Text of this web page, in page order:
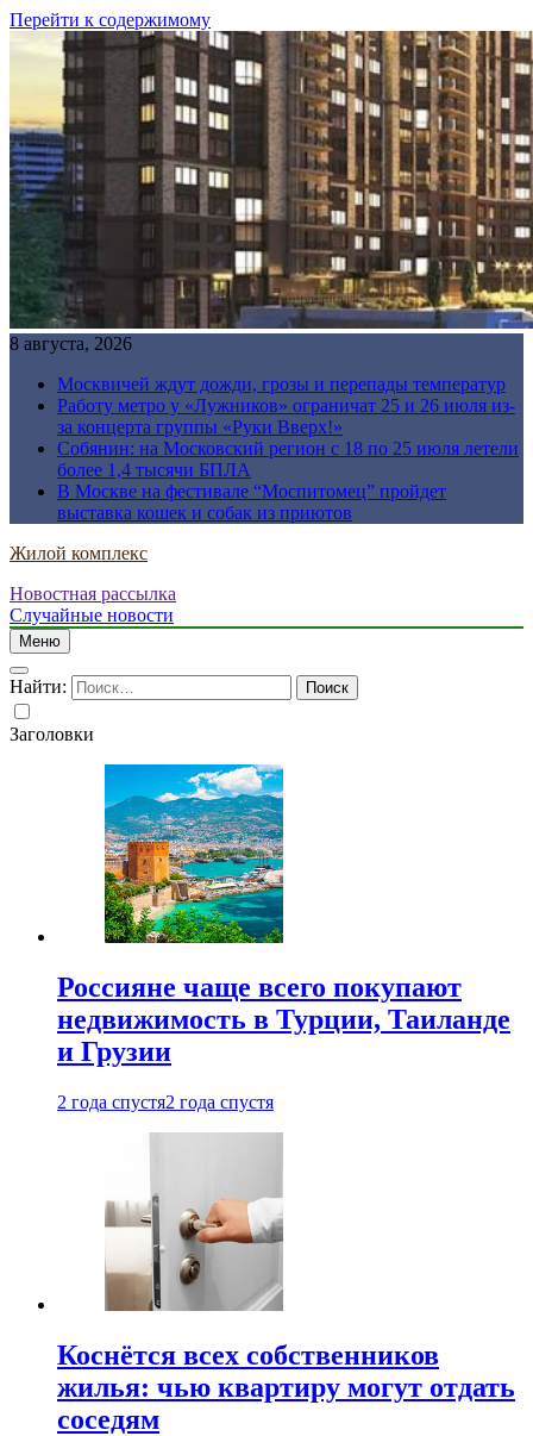
Перейти к содержимому
8 августа, 2026
Москвичей ждут дожди, грозы и перепады температур
Работу метро у «Лужников» ограничат 25 и 26 июля из-
за концерта группы «Руки Вверх!»
Собянин: на Московский регион с 18 по 25 июля летели
более 1,4 тысячи БПЛА
В Москве на фестивале “Моспитомец” пройдет
выставка кошек и собак из приютов
Жилой комплекс
Новостная рассылка
Случайные новости
Меню
Найти:
Заголовки
Россияне чаще всего покупают
недвижимость в Турции, Таиланде
и Грузии
2 года спустя2 года спустя
Коснётся всех собственников
жилья: чью квартиру могут отдать
соседям